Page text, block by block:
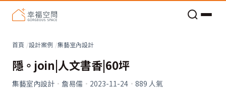
首頁 設計案例 集藝室內設計
隱。join|人文書香|60坪
集藝室內設計 · 詹易儒 · 2023-11-24 · 889 人氣